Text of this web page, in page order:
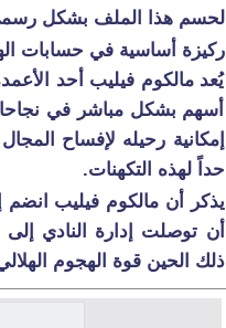
لحسم هذا الملف بشكل رسمي
ركيزة أساسية في حسابات
يُعد مالكوم فيليب أحد
أسهم بشكل مباشر في
إمكانية رحيله لإفساح
حداً لهذه التكهنات.
يذكر أن مالكوم فيليب انضم
أن توصلت إدارة النادي إلى
ذلك الحين قوة الهجوم